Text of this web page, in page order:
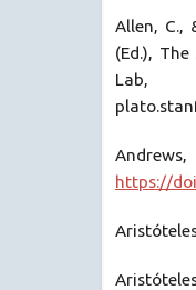
Allen, C.,
(Ed.),
https://